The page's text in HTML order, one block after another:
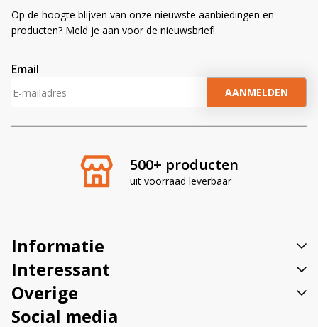
500+ producten
uit voorraad leverbaar
Op de hoogte blijven van onze nieuwste aanbiedingen en
producten? Meld je aan voor de nieuwsbrief!
Email
A
t
:
Informatie
Interessant
Overige
Social media